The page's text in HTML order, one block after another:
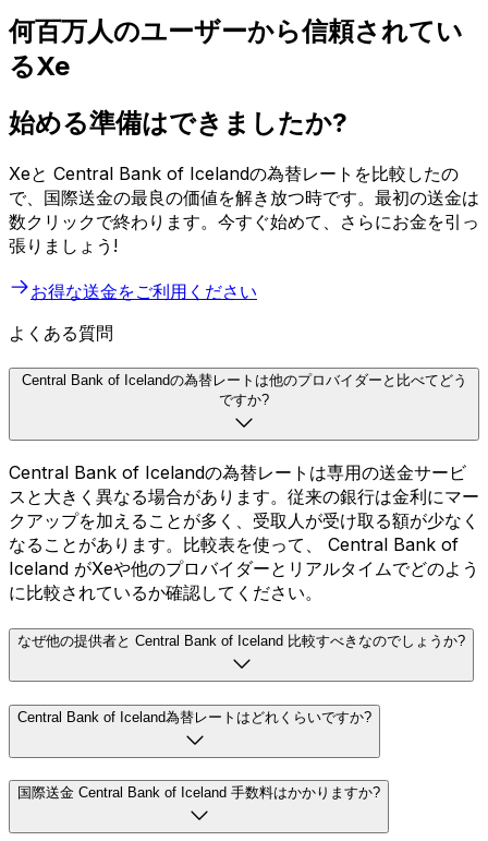
何百万人のユーザーから信頼されてい
るXe
始める準備はできましたか?
Xeと Central Bank of Icelandの為替レートを比較したの
で、国際送金の最良の価値を解き放つ時です。最初の送金は
数クリックで終わります。今すぐ始めて、さらにお金を引っ
張りましょう!
お得な送金をご利用ください
よくある質問
Central Bank of Icelandの為替レートは他のプロバイダーと比べてどう
ですか?
Central Bank of Icelandの為替レートは専用の送金サービ
スと大きく異なる場合があります。従来の銀行は金利にマー
クアップを加えることが多く、受取人が受け取る額が少なく
なることがあります。比較表を使って、 Central Bank of
Iceland がXeや他のプロバイダーとリアルタイムでどのよう
に比較されているか確認してください。
なぜ他の提供者と Central Bank of Iceland 比較すべきなのでしょうか?
Central Bank of Iceland為替レートはどれくらいですか?
国際送金 Central Bank of Iceland 手数料はかかりますか?